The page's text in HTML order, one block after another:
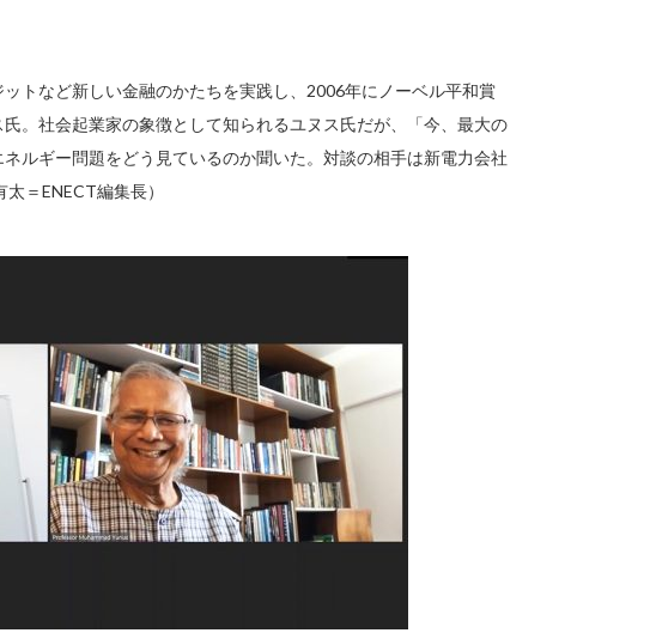
トなど新しい金融のかたちを実践し、2006年にノーベル平和賞
。社会起業家の象徴として知られるユヌス氏だが、「今、最大の
ルギー問題をどう見ているのか聞いた。対談の相手は新電力会社
＝ENECT編集長）